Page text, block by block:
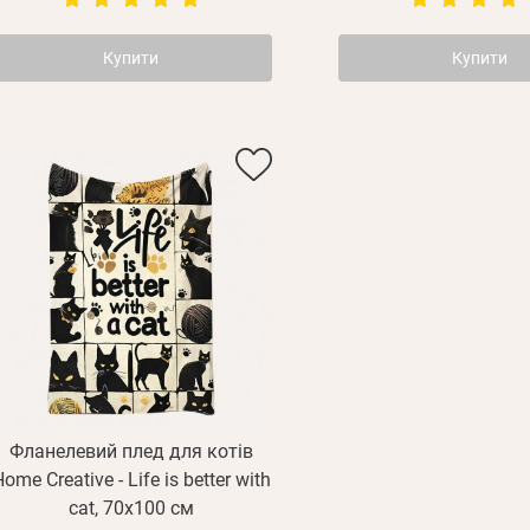
Купити Купити
Фланелевий плед для котів
Creative - Life is better with
cat, 70х100 см